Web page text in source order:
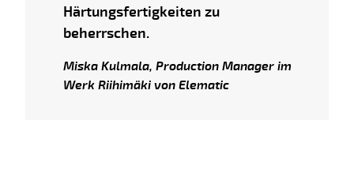
Härtungsfertigkeiten zu
beherrschen.
Miska Kulmala, Production Manager im
Werk Riihimäki von Elematic